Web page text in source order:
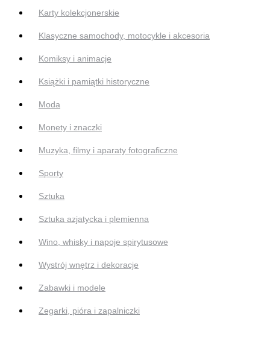
Karty kolekcjonerskie
Klasyczne samochody, motocykle i akcesoria
Komiksy i animacje
Książki i pamiątki historyczne
Moda
Monety i znaczki
Muzyka, filmy i aparaty fotograficzne
Sporty
Sztuka
Sztuka azjatycka i plemienna
Wino, whisky i napoje spirytusowe
Wystrój wnętrz i dekoracje
Zabawki i modele
Zegarki, pióra i zapalniczki